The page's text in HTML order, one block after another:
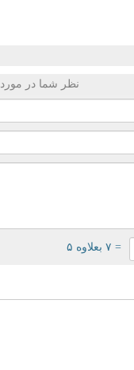
نظر شما در
= ۷ بعلاوه ۵